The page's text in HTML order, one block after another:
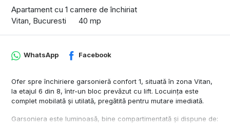
Apartament cu 1 camere de închiriat
Vitan, Bucuresti
40 mp
WhatsApp Facebook
Ofer spre închiriere garsonieră confort 1, situată în zona Vitan,
la etajul 6 din 8, într-un bloc prevăzut cu lift. Locuința este
complet mobilată și utilată, pregătită pentru mutare imediată.
Garsoniera este luminoasă, bine compartimentată și dispune de: